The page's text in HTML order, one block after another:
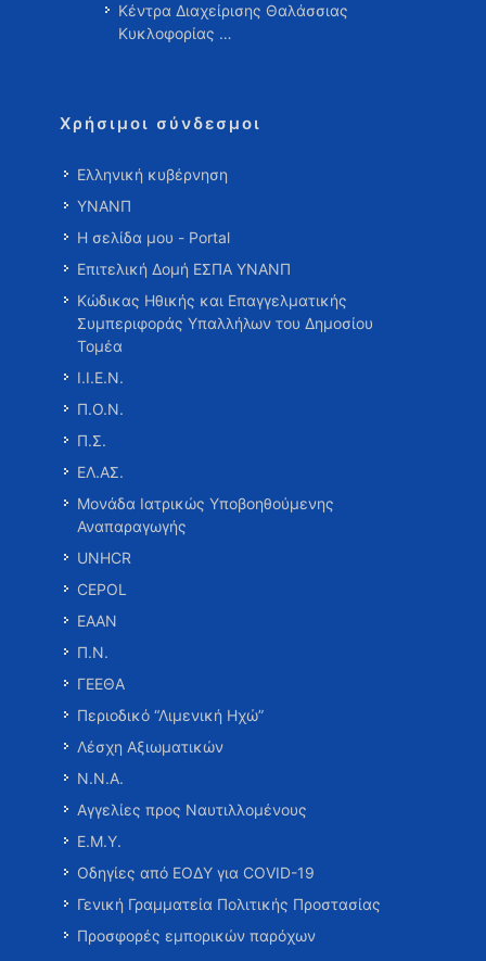
Κέντρα Διαχείρισης Θαλάσσιας
Κυκλοφορίας …
Χρήσιμοι σύνδεσμοι
Ελληνική κυβέρνηση
ΥΝΑΝΠ
Η σελίδα μου - Portal
Επιτελική Δομή ΕΣΠΑ ΥΝΑΝΠ
Κώδικας Ηθικής και Επαγγελματικής
Συμπεριφοράς Υπαλλήλων του Δημοσίου
Τομέα
Ι.Ι.Ε.Ν.
Π.Ο.Ν.
Π.Σ.
ΕΛ.ΑΣ.
Μονάδα Ιατρικώς Υποβοηθούμενης
Αναπαραγωγής
UNHCR
CEPOL
ΕΑΑΝ
Π.Ν.
ΓΕΕΘΑ
Περιοδικό “Λιμενική Ηχώ”
Λέσχη Αξιωματικών
Ν.Ν.Α.
Αγγελίες προς Ναυτιλλομένους
Ε.Μ.Υ.
Οδηγίες από ΕΟΔΥ για COVID-19
Γενική Γραμματεία Πολιτικής Προστασίας
Προσφορές εμπορικών παρόχων